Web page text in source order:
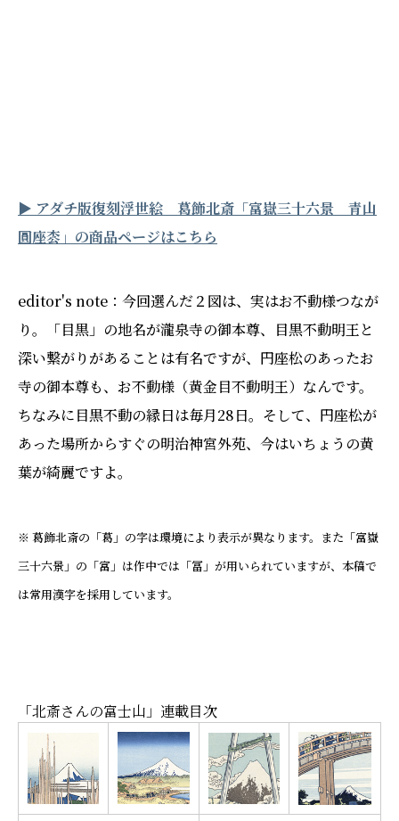
▶︎ アダチ版復刻浮世絵 葛飾北斎「富嶽三十六景 青山
圓座枩」の商品ページはこちら
editor's note：今回選んだ２図は、実はお不動様つなが
り。「目黒」の地名が瀧泉寺の御本尊、目黒不動明王と
深い繋がりがあることは有名ですが、円座松のあったお
寺の御本尊も、お不動様（黄金目不動明王）なんです。
ちなみに目黒不動の縁日は毎月28日。そして、円座松が
あった場所からすぐの明治神宮外苑、今はいちょうの黄
葉が綺麗ですよ。
※ 葛飾北斎の「葛」の字は環境により表示が異なります。また「富嶽
三十六景」の「富」は作中では「冨」が用いられていますが、本稿で
は常用漢字を採用しています。
「北斎さんの富士山」連載目次